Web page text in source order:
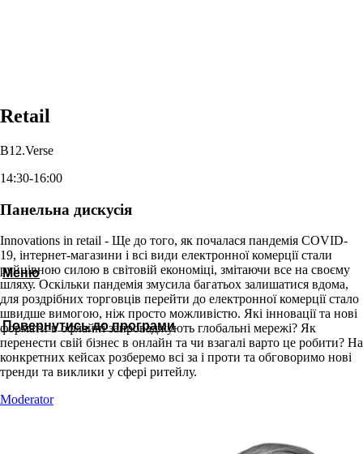
Меню
Повернутись до програми
Retail
B12.Verse
14:30-16:00
Панельна дискусія
Innovations in retail - Ще до того, як почалася пандемія COVID-
19, інтернет-магазини і всі види електронної комерції стали
руйнівною силою в світовій економіці, змітаючи все на своєму
шляху. Оскільки пандемія змусила багатьох залишатися вдома,
для роздрібних торговців перейти до електронної комерції стало
швидше вимогою, ніж просто можливістю. Які інновації та нові
формати в офлайні запроваджують глобальні мережі? Як
перенести свій бізнес в онлайн та чи взагалі варто це робити? На
конкретних кейсах розберемо всі за і проти та обговоримо нові
тренди та виклики у сфері ритейлу.
Moderator